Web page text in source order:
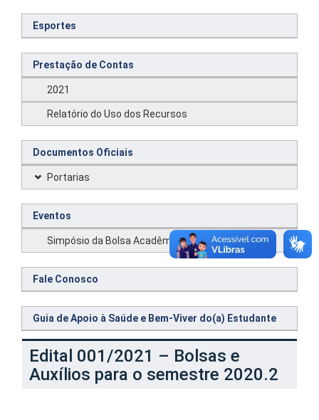
Esportes
Prestação de Contas
2021
Relatório do Uso dos Recursos
Documentos Oficiais
Portarias
Eventos
Simpósio da Bolsa Acadêmica
Fale Conosco
Guia de Apoio à Saúde e Bem-Viver do(a) Estudante
Edital 001/2021 – Bolsas e
Auxílios para o semestre 2020.2